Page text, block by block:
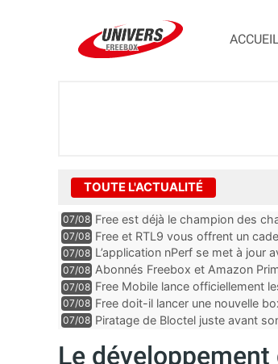
TOUTE L'ACTUALITÉ
07/08 Free est déjà le champion des
encore au moin...
07/08 Free et RTL9 vous offrent un
l’obtenir
07/08 L’application nPerf se met à jour
Mobile, Orange, SFR ...
07/08 Abonnés Freebox et Amazon
07/08 Free Mobile lance officiellement
des promos et des cadeaux
07/08 Free doit-il lancer une nouvelle
07/08 Piratage de Bloctel juste avant
Le développement